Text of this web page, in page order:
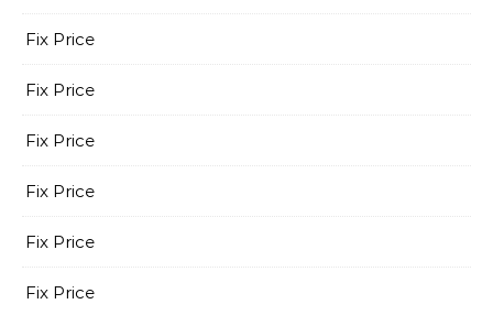
Fix Price
Fix Price
Fix Price
Fix Price
Fix Price
Fix Price